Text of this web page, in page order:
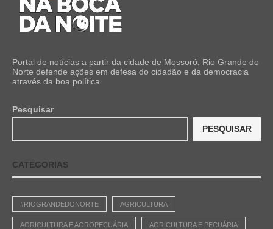
Portal de notícias a partir da cidade de Mossoró, Rio Grande do
Norte defende ações em defesa do cidadão e da democracia
através da boa política
Pesquisar
PESQUISAR
CATEGORIAS
#RIOGRANDEDONORTE AGRICULTURA
AGRICULTURA E AGROPECUÁRIA AGRICULTURA E PECUÁRIA